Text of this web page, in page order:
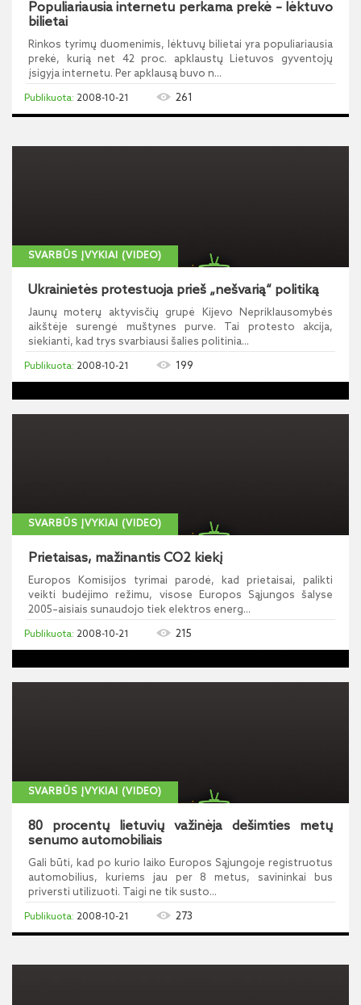
Populiariausia internetu perkama prekė – lėktuvo
bilietai
Rinkos tyrimų duomenimis, lėktuvų bilietai yra populiariausia
prekė, kurią net 42 proc. apklaustų Lietuvos gyventojų
įsigyja internetu. Per apklausą buvo n...
2008-10-21 261
SVARBŪS ĮVYKIAI (VIDEO)
Ukrainietės protestuoja prieš „nešvarią“ politiką
Jaunų moterų aktyvisčių grupė Kijevo Nepriklausomybės
aikštėje surengė muštynes purve. Tai protesto akcija,
siekianti, kad trys svarbiausi šalies politinia...
2008-10-21 199
SVARBŪS ĮVYKIAI (VIDEO)
Prietaisas, mažinantis CO2 kiekį
Europos Komisijos tyrimai parodė, kad prietaisai, palikti
veikti budėjimo režimu, visose Europos Sąjungos šalyse
2005–aisiais sunaudojo tiek elektros energ...
2008-10-21 215
SVARBŪS ĮVYKIAI (VIDEO)
80 procentų lietuvių važinėja dešimties metų
senumo automobiliais
Gali būti, kad po kurio laiko Europos Sąjungoje registruotus
automobilius, kuriems jau per 8 metus, savininkai bus
priversti utilizuoti. Taigi ne tik susto...
2008-10-21 273